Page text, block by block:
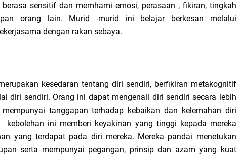
sensitif dan memhami emosi, perasaan , fikiran, tingkah
orang lain. Murid -murid ini belajar berkesan melalui
dengan rakan sebaya.
kesedaran tentang diri sendiri, berfikiran metakognitif
diri sendiri. Orang ini dapat mengenali diri sendiri secara lebih
tanggapan terhadap kebaikan dan kelemahan diri
kebolehan ini memberi keyakinan yang tinggi kepada mereka
yang terdapat pada diri mereka. Mereka pandai menetukan
serta mempunyai pegangan, prinsip dan azam yang kuat